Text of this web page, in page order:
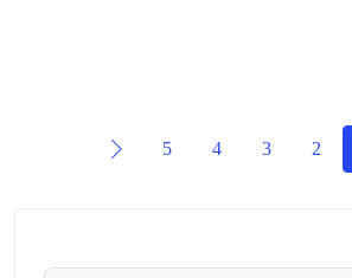
2
3
4
5